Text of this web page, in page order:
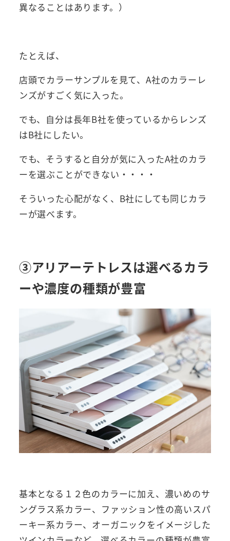
異なることはあります。）
たとえば、
店頭でカラーサンプルを見て、A社のカラーレ
ンズがすごく気に入った。
でも、自分は長年B社を使っているからレンズ
はB社にしたい。
でも、そうすると自分が気に入ったA社のカラ
ーを選ぶことができない・・・・
そういった心配がなく、B社にしても同じカラ
ーが選べます。
③アリアーテトレスは選べるカラ
ーや濃度の種類が豊富
基本となる１２色のカラーに加え、濃いめのサ
ングラス系カラー、ファッション性の高いスパ
ーキー系カラー、オーガニックをイメージした